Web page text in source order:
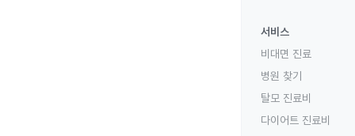
서비스
비대면 진료
병원 찾기
탈모 진료비
다이어트 진료비